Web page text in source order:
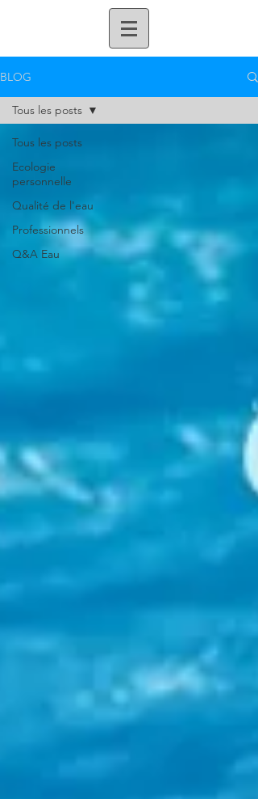
BLOG
Tous les posts
Ecologie
personnelle
Qualité de l'eau
Professionnels
Q&A Eau
Tous les posts